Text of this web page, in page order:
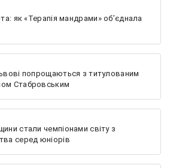
як «Терапія мандрами» об’єднала
попрощаються з титулованим
Стабровським
стали чемпіонами світу з
серед юніорів